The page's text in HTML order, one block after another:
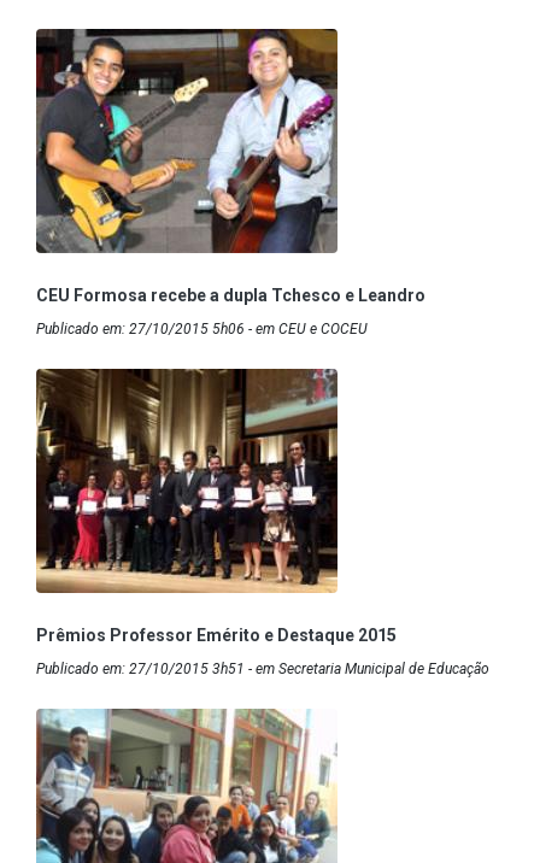
CEU Formosa recebe a dupla Tchesco e Leandro
Publicado em: 27/10/2015 5h06 - em CEU e COCEU
Prêmios Professor Emérito e Destaque 2015
Publicado em: 27/10/2015 3h51 - em Secretaria Municipal de Educação